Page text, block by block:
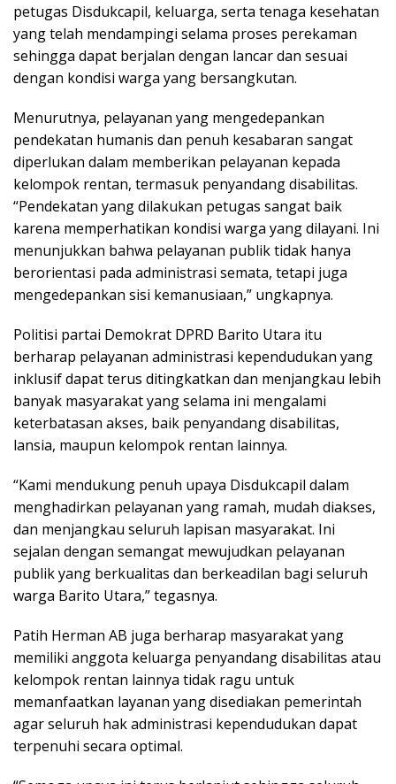
petugas Disdukcapil, keluarga, serta tenaga kesehatan
yang telah mendampingi selama proses perekaman
sehingga dapat berjalan dengan lancar dan sesuai
dengan kondisi warga yang bersangkutan.
Menurutnya, pelayanan yang mengedepankan
pendekatan humanis dan penuh kesabaran sangat
diperlukan dalam memberikan pelayanan kepada
kelompok rentan, termasuk penyandang disabilitas.
“Pendekatan yang dilakukan petugas sangat baik
karena memperhatikan kondisi warga yang dilayani. Ini
menunjukkan bahwa pelayanan publik tidak hanya
berorientasi pada administrasi semata, tetapi juga
mengedepankan sisi kemanusiaan,” ungkapnya.
Politisi partai Demokrat DPRD Barito Utara itu
berharap pelayanan administrasi kependudukan yang
inklusif dapat terus ditingkatkan dan menjangkau lebih
banyak masyarakat yang selama ini mengalami
keterbatasan akses, baik penyandang disabilitas,
lansia, maupun kelompok rentan lainnya.
“Kami mendukung penuh upaya Disdukcapil dalam
menghadirkan pelayanan yang ramah, mudah diakses,
dan menjangkau seluruh lapisan masyarakat. Ini
sejalan dengan semangat mewujudkan pelayanan
publik yang berkualitas dan berkeadilan bagi seluruh
warga Barito Utara,” tegasnya.
Patih Herman AB juga berharap masyarakat yang
memiliki anggota keluarga penyandang disabilitas atau
kelompok rentan lainnya tidak ragu untuk
memanfaatkan layanan yang disediakan pemerintah
agar seluruh hak administrasi kependudukan dapat
terpenuhi secara optimal.